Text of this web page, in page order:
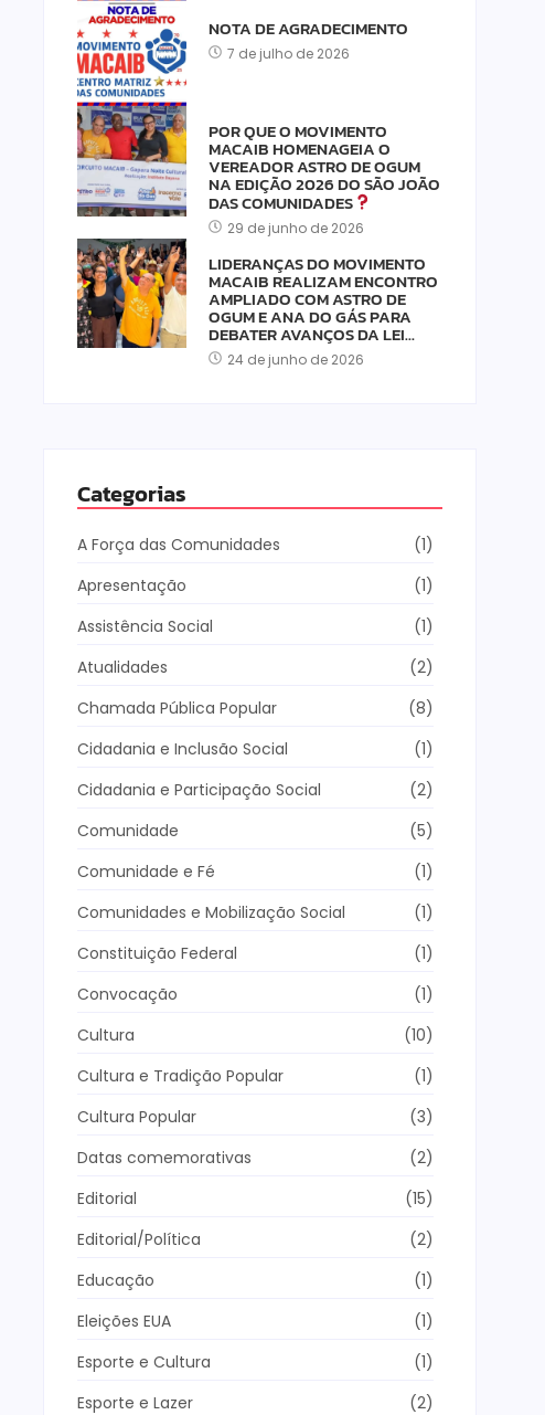
NOTA DE AGRADECIMENTO
7 de julho de 2026
POR QUE O MOVIMENTO
MACAIB HOMENAGEIA O
VEREADOR ASTRO DE OGUM
NA EDIÇÃO 2026 DO SÃO JOÃO
DAS COMUNIDADES
29 de junho de 2026
LIDERANÇAS DO MOVIMENTO
MACAIB REALIZAM ENCONTRO
AMPLIADO COM ASTRO DE
OGUM E ANA DO GÁS PARA
DEBATER AVANÇOS DA LEI…
24 de junho de 2026
Categorias
A Força das Comunidades
(1)
Apresentação
(1)
Assistência Social
(1)
Atualidades
(2)
Chamada Pública Popular
(8)
Cidadania e Inclusão Social
(1)
Cidadania e Participação Social
(2)
Comunidade
(5)
Comunidade e Fé
(1)
Comunidades e Mobilização Social
(1)
Constituição Federal
(1)
Convocação
(1)
Cultura
(10)
Cultura e Tradição Popular
(1)
Cultura Popular
(3)
Datas comemorativas
(2)
Editorial
(15)
Editorial/Política
(2)
Educação
(1)
Eleições EUA
(1)
Esporte e Cultura
(1)
Esporte e Lazer
(2)